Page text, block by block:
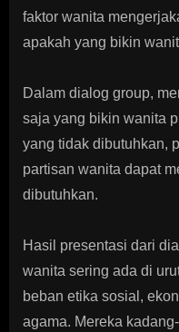
faktor wanita
apakah yang bikin
Dalam dialog group,
saja yang bikin wanita
yang tidak dibutuhkan,
partisan wanita dapat
dibutuhkan.
Hasil presentasi dari
wanita sering ada di
beban etika sosial,
agama. Mereka